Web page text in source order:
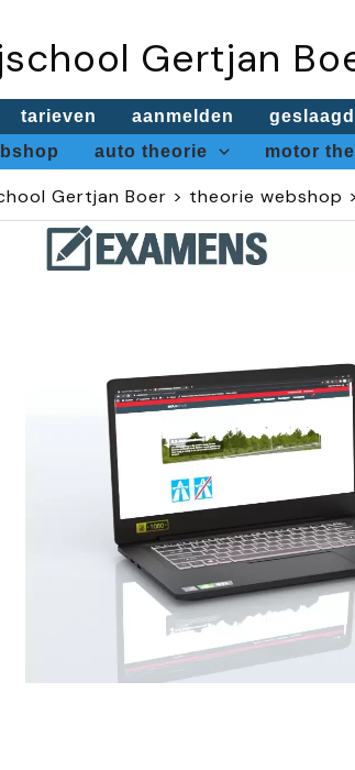
Gertjan
tarieven aanmelden geslaagd
auto theorie motor
Gertjan Boer > theorie webshop >